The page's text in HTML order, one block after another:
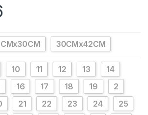
30CMx42CM
10 11 12 13
14
16 17 18 19
2
21 22 23 24
25